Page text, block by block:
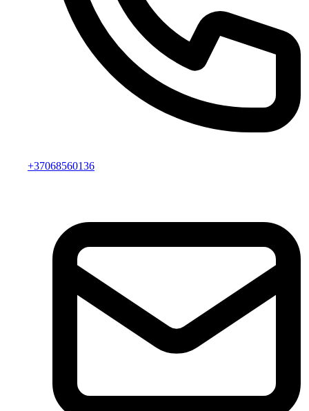
+37068560136